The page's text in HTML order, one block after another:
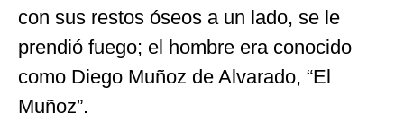
con sus restos óseos a un lado, se le
prendió fuego; el hombre era conocido
como Diego Muñoz de Alvarado, “El
Muñoz”.